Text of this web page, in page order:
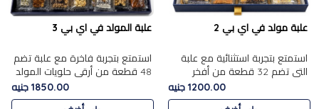
علبة مولد في اي بي 2
استمتع بتجربة استثنائية مع علبة
التي تضم 32 قطعة من أفخر
حلويات المولد الشرقية، في تشكيلة
تجمع بين الأصالة والاختيارات
1200.00 جنيه
علبة المولد في اي بي 3
استمتع بتجربة فاخرة مع علبة تضم
48 قطعة من أرقى حلويات المولد
الشرقية، في تشكيلة تجمع بين
الأصناف التقليدية الفاخرة والاختيارات
1850.00 جنيه